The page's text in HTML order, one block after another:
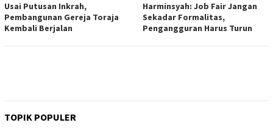
Usai Putusan Inkrah,
Pembangunan Gereja Toraja
Kembali Berjalan
Harminsyah: Job Fair Jangan
Sekadar Formalitas,
Pengangguran Harus Turun
TOPIK POPULER